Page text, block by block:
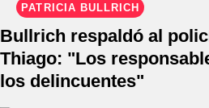
PATRICIA BULLRICH
Bullrich respaldó al
Thiago: "Los
los delincuentes"